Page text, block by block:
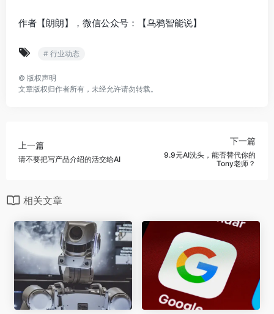
作者【朗朗】，微信公众号：【乌鸦智能说】
# 行业动态
© 版权声明
文章版权归作者所有，未经允许请勿转载。
上一篇
请不要把写产品介绍的活交给AI
下一篇
9.9元AI洗头，能否替代你的
Tony老师？
相关文章